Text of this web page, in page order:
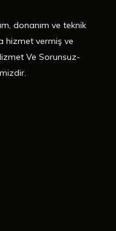
donanım ve teknik
hizmet vermiş ve
Ve Sorunsuz-